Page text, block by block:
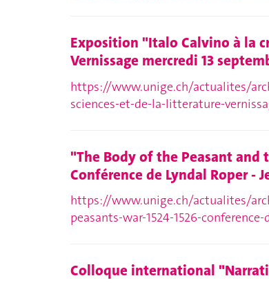
Exposition "Italo Calvino à la
Vernissage mercredi 13
https://www.unige.ch/actualites/
sciences-et-de-la-litterature-
"The Body of the Peasant and
Conférence de Lyndal Roper -
https://www.unige.ch/actualites/
peasants-war-1524-1526-
Colloque international